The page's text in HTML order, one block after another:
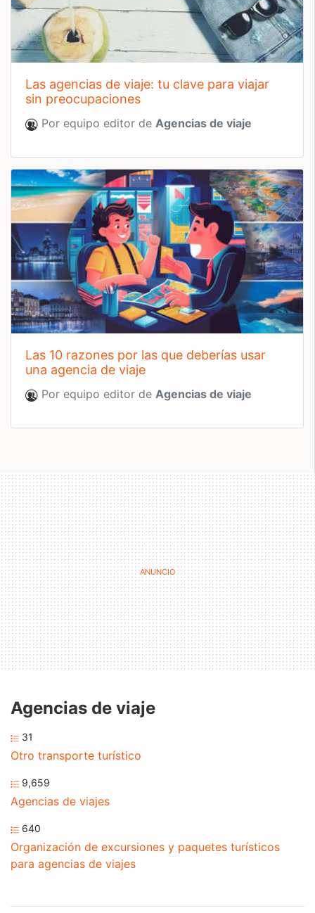
las agencias de viaje: tu clave para viajar
sin preocupaciones
Por equipo editor de Agencias de viaje
las 10 razones por las que deberías usar
una agencia de viaje
Por equipo editor de Agencias de viaje
Agencias de viaje
31
Otro transporte turístico
9,659
Agencias de viajes
640
Organización de excursiones y paquetes turísticos
para agencias de viajes